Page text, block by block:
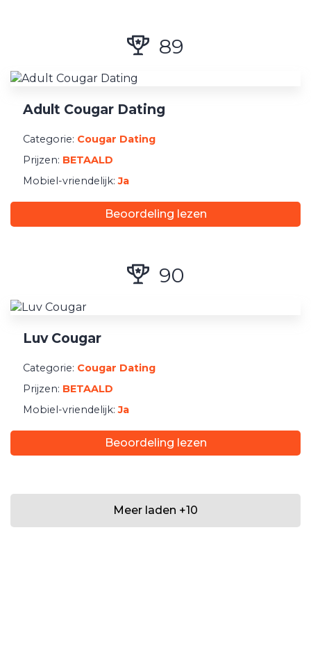
89
Adult Cougar Dating
Categorie: Cougar Dating
Prijzen: BETAALD
Mobiel-vriendelijk:Ja
Beoordeling lezen
90
Luv Cougar
Categorie: Cougar Dating
Prijzen: BETAALD
Mobiel-vriendelijk:Ja
Beoordeling lezen
Meer laden +10